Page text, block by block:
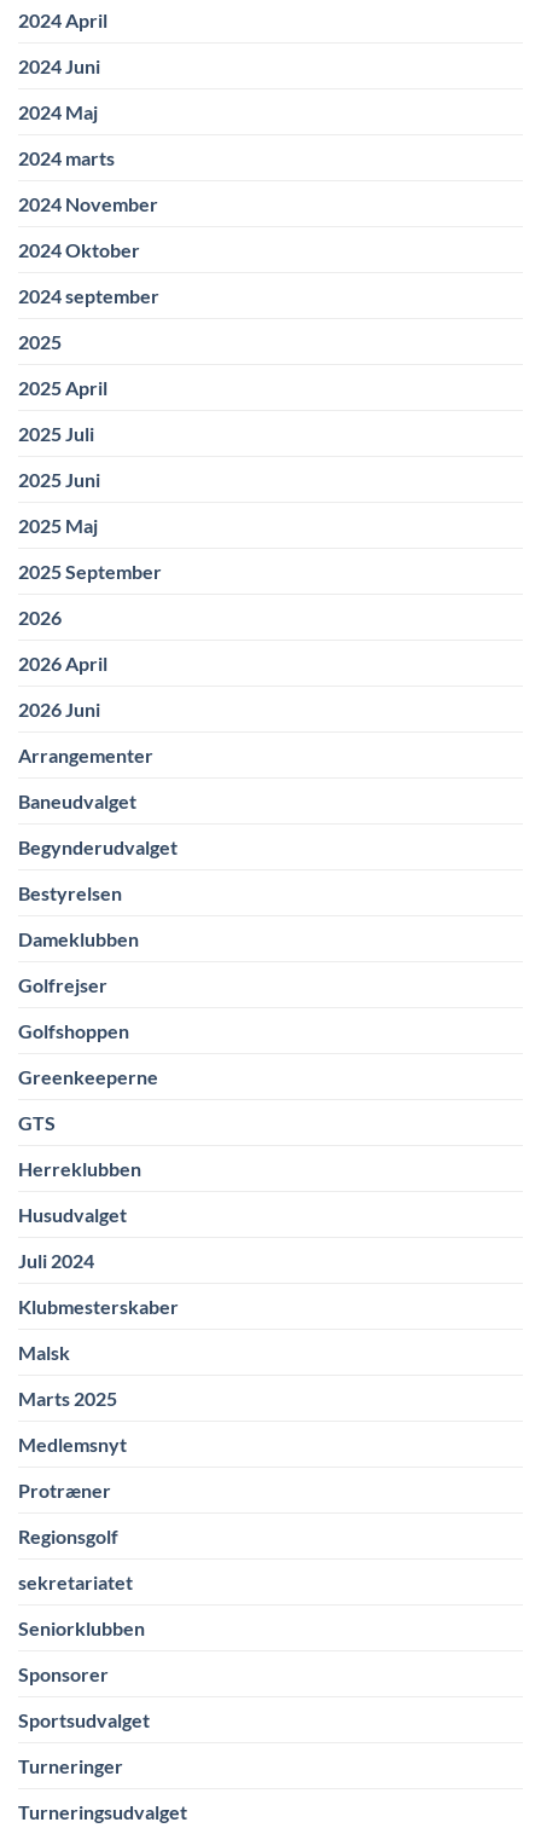
2024 April
2024 Juni
2024 Maj
2024 marts
2024 November
2024 Oktober
2024 september
2025
2025 April
2025 Juli
2025 Juni
2025 Maj
2025 September
2026
2026 April
2026 Juni
Arrangementer
Baneudvalget
Begynderudvalget
Bestyrelsen
Dameklubben
Golfrejser
Golfshoppen
Greenkeeperne
GTS
Herreklubben
Husudvalget
Juli 2024
Klubmesterskaber
Malsk
Marts 2025
Medlemsnyt
Protræner
Regionsgolf
sekretariatet
Seniorklubben
Sponsorer
Sportsudvalget
Turneringer
Turneringsudvalget